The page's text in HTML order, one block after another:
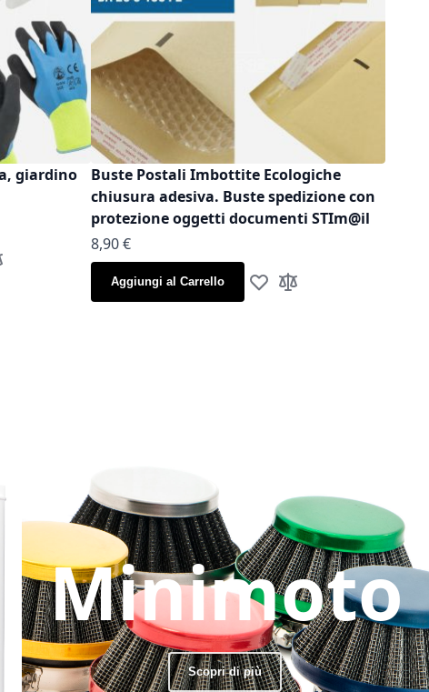
giardino
alla lista desideri
al confronto
Buste Postali Imbottite Ecologiche
chiusura adesiva. Buste spedizione con
protezione oggetti documenti STIm@il
As low as
8,90 €
Aggiungi al Carrello Aggiungi alla lista desideri
Aggiungi al confronto
Minimoto
Scopri di più